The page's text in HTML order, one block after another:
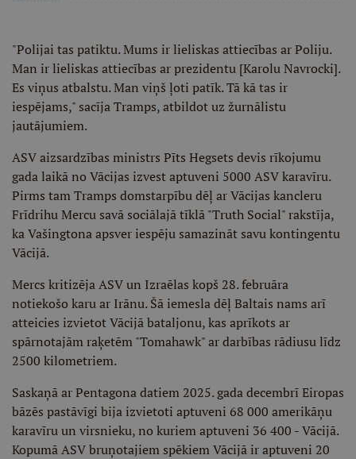
"Polijai tas patiktu. Mums ir lieliskas attiecības ar Poliju.
Man ir lieliskas attiecības ar prezidentu [Karolu Navrocki].
Es viņus atbalstu. Man viņš ļoti patīk. Tā kā tas ir
iespējams," sacīja Tramps, atbildot uz žurnālistu
jautājumiem.
ASV aizsardzības ministrs Pīts Hegsets devis rīkojumu
gada laikā no Vācijas izvest aptuveni 5000 ASV karavīru.
Pirms tam Tramps domstarpību dēļ ar Vācijas kancleru
Frīdrihu Mercu savā sociālajā tīklā "Truth Social" rakstīja,
ka Vašingtona apsver iespēju samazināt savu kontingentu
Vācijā.
Mercs kritizēja ASV un Izraēlas kopš 28. februāra
notiekošo karu ar Irānu. Šā iemesla dēļ Baltais nams arī
atteicies izvietot Vācijā bataljonu, kas aprīkots ar
spārnotajām raķetēm "Tomahawk" ar darbības rādiusu līdz
2500 kilometriem.
Saskaņā ar Pentagona datiem 2025. gada decembrī Eiropas
bāzēs pastāvīgi bija izvietoti aptuveni 68 000 amerikāņu
karavīru un virsnieku, no kuriem aptuveni 36 400 - Vācijā.
Kopumā ASV bruņotajiem spēkiem Vācijā ir aptuveni 20